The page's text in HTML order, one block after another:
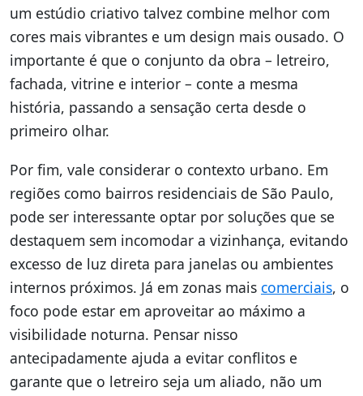
um estúdio criativo talvez combine melhor com
cores mais vibrantes e um design mais ousado. O
importante é que o conjunto da obra – letreiro,
fachada, vitrine e interior – conte a mesma
história, passando a sensação certa desde o
primeiro olhar.
Por fim, vale considerar o contexto urbano. Em
regiões como bairros residenciais de São Paulo,
pode ser interessante optar por soluções que se
destaquem sem incomodar a vizinhança, evitando
excesso de luz direta para janelas ou ambientes
internos próximos. Já em zonas mais comerciais, o
foco pode estar em aproveitar ao máximo a
visibilidade noturna. Pensar nisso
antecipadamente ajuda a evitar conflitos e
garante que o letreiro seja um aliado, não um